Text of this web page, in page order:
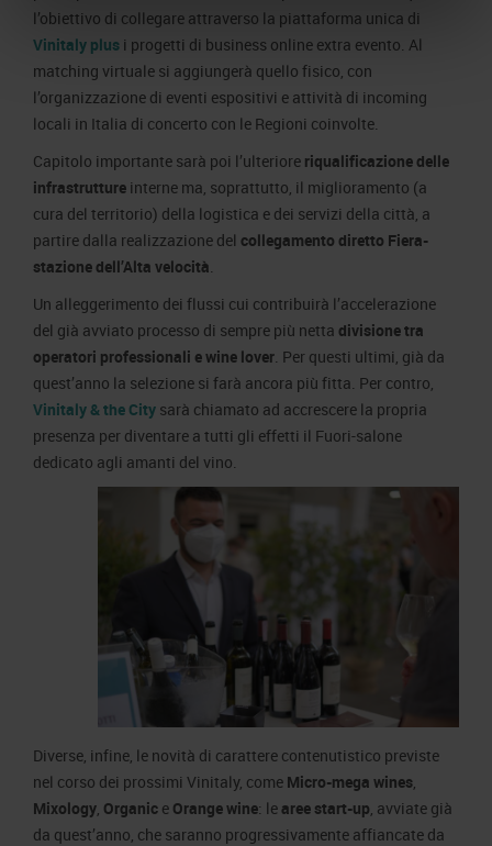
l’obiettivo di collegare attraverso la piattaforma unica di
Vinitaly plus i progetti di business online extra evento. Al
matching virtuale si aggiungerà quello fisico, con
l’organizzazione di eventi espositivi e attività di incoming
locali in Italia di concerto con le Regioni coinvolte.
Capitolo importante sarà poi l’ulteriore riqualificazione delle
infrastrutture interne ma, soprattutto, il miglioramento (a
cura del territorio) della logistica e dei servizi della città, a
partire dalla realizzazione del collegamento diretto Fiera-
stazione dell’Alta velocità.
Un alleggerimento dei flussi cui contribuirà l’accelerazione
del già avviato processo di sempre più netta divisione tra
operatori professionali e wine lover. Per questi ultimi, già da
quest’anno la selezione si farà ancora più fitta. Per contro,
Vinitaly & the City sarà chiamato ad accrescere la propria
presenza per diventare a tutti gli effetti il Fuori-salone
dedicato agli amanti del vino.
Diverse, infine, le novità di carattere contenutistico previste
nel corso dei prossimi Vinitaly, come Micro-mega wines,
Mixology, Organic e Orange wine: learee start-up, avviate già
da quest’anno, che saranno progressivamente affiancate da